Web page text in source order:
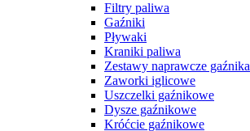
Filtry paliwa
Gaźniki
Pływaki
Kraniki paliwa
Zestawy naprawcze gaźnika
Zaworki iglicowe
Uszczelki gaźnikowe
Dysze gaźnikowe
Króćcie gaźnikowe